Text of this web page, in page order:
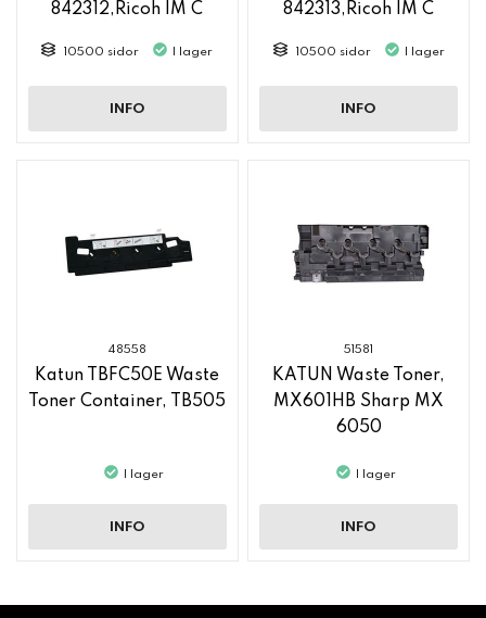
842312,Ricoh IM C
10500 sidor I lager
INFO
842313,Ricoh IM C
10500 sidor I lager
INFO
48558
Katun TBFC50E Waste
Toner Container, TB505
I lager
INFO
51581
KATUN Waste Toner,
MX601HB Sharp MX
6050
I lager
INFO